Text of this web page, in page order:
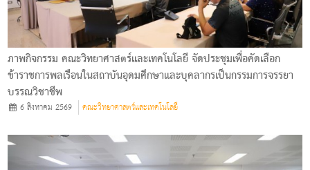
ภาพกิจกรรม คณะวิทยาศาสตร์และเทคโนโลยี จัดประชุมเพื่อคัดเลือก
ข้าราชการพลเรือนในสถาบันอุดมศึกษาและบุคลากรเป็นกรรมการจรรยา
บรรณวิชาชีพ
6 สิงหาคม 2569 คณะวิทยาศาสตร์และเทคโนโลยี